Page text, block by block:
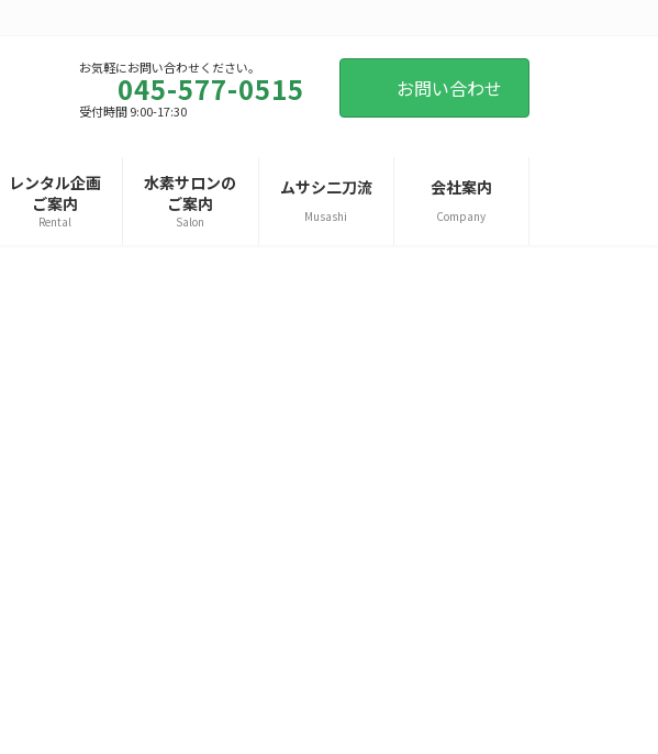
お気軽にお問い合わせください。
045-577-0515
受付時間 9:00-17:30
お問い合わせ
レンタル企画
ご案内
Rental
水素サロンの
ご案内
Salon
ムサシ二刀流
Musashi
会社案内
Company